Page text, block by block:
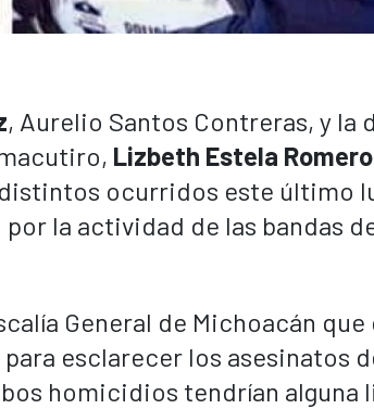
, Aurelio Santos Contreras, y la
Lizbeth Estela
ocurridos este último
la actividad de las bandas
General de Michoacán
esclarecer los asesinatos
homicidios tendrían alguna